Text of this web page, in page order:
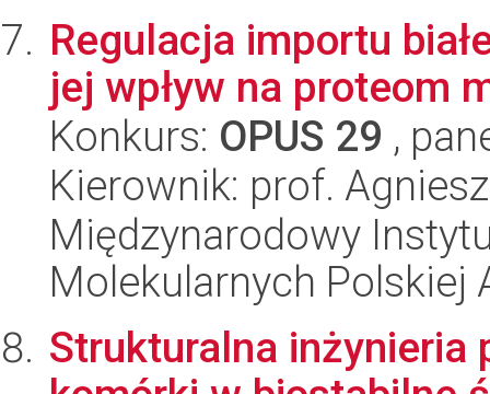
Regulacja importu
jej wpływ na proteom
Konkurs: OPUS 29 ,
Kierownik: prof.
Międzynarodowy
Molekularnych Polskiej
Strukturalna inżynieria